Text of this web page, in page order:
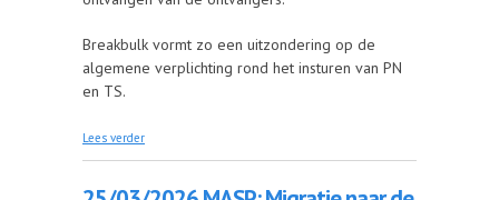
Breakbulk vormt zo een uitzondering op de
algemene verplichting rond het insturen van PN
en TS.
Lees verder